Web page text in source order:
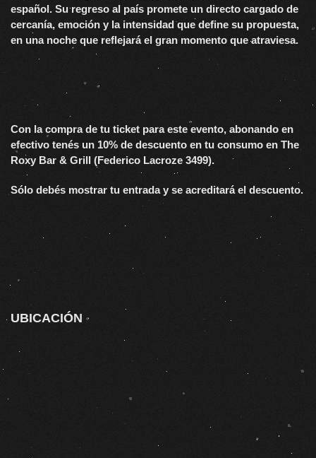
español. Su regreso al país promete un directo cargado de
cercanía, emoción y la intensidad que define su propuesta,
en una noche que reflejará el gran momento que atraviesa.
Con la compra de tu ticket para este evento, abonando en
efectivo tenés un 10% de descuento en tu consumo en The
Roxy Bar & Grill (Federico Lacroze 3499).
Sólo debés mostrar tu entrada y se acreditará el descuento.
UBICACIÓN